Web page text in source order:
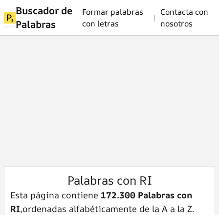
Buscador de
Palabras
Formar palabras
con letras
|
Contacta con
nosotros
Palabras con RI
Esta página contiene 172.300 Palabras con
RI,ordenadas alfabéticamente de la A a la Z.